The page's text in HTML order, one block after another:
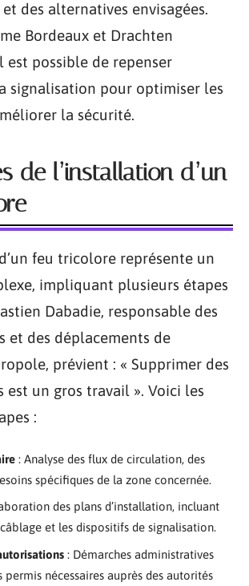
des alternatives envisagées.
Bordeaux et Drachten
est possible de repenser
signalisation pour optimiser les
la sécurité.
de l’installation d’un
feu tricolore représente un
impliquant plusieurs étapes
Dabadie, responsable des
et des déplacements de
prévient : « Supprimer des
est un gros travail ». Voici les
:
: Analyse des flux de circulation, des
spécifiques de la zone concernée.
des plans d’installation, incluant
et les dispositifs de signalisation.
: Démarches administratives
nécessaires auprès des autorités